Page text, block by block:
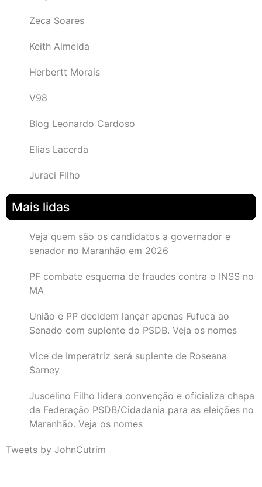
Zeca Soares
Keith Almeida
Herbertt Morais
V98
Blog Leonardo Cardoso
Elias Lacerda
Juraci Filho
Mais lidas
Veja quem são os candidatos a governador e
senador no Maranhão em 2026
PF combate esquema de fraudes contra o INSS no
MA
União e PP decidem lançar apenas Fufuca ao
Senado com suplente do PSDB. Veja os nomes
Vice de Imperatriz será suplente de Roseana
Sarney
Juscelino Filho lidera convenção e oficializa chapa
da Federação PSDB/Cidadania para as eleições no
Maranhão. Veja os nomes
Tweets by JohnCutrim